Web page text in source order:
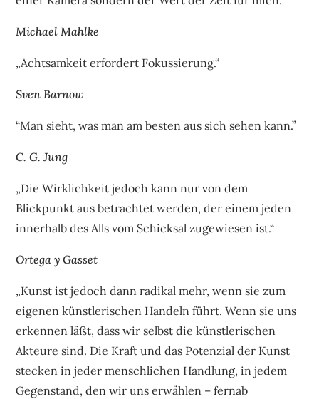
Michael Mahlke
„Achtsamkeit erfordert Fokussierung.“
Sven Barnow
“Man sieht, was man am besten aus sich sehen kann.”
C. G. Jung
„Die Wirklichkeit jedoch kann nur von dem
Blickpunkt aus betrachtet werden, der einem jeden
innerhalb des Alls vom Schicksal zugewiesen ist.“
Ortega y Gasset
„Kunst ist jedoch dann radikal mehr, wenn sie zum
eigenen künstlerischen Handeln führt. Wenn sie uns
erkennen läßt, dass wir selbst die künstlerischen
Akteure sind. Die Kraft und das Potenzial der Kunst
stecken in jeder menschlichen Handlung, in jedem
Gegenstand, den wir uns erwählen – fernab